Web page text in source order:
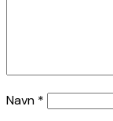
Navn *